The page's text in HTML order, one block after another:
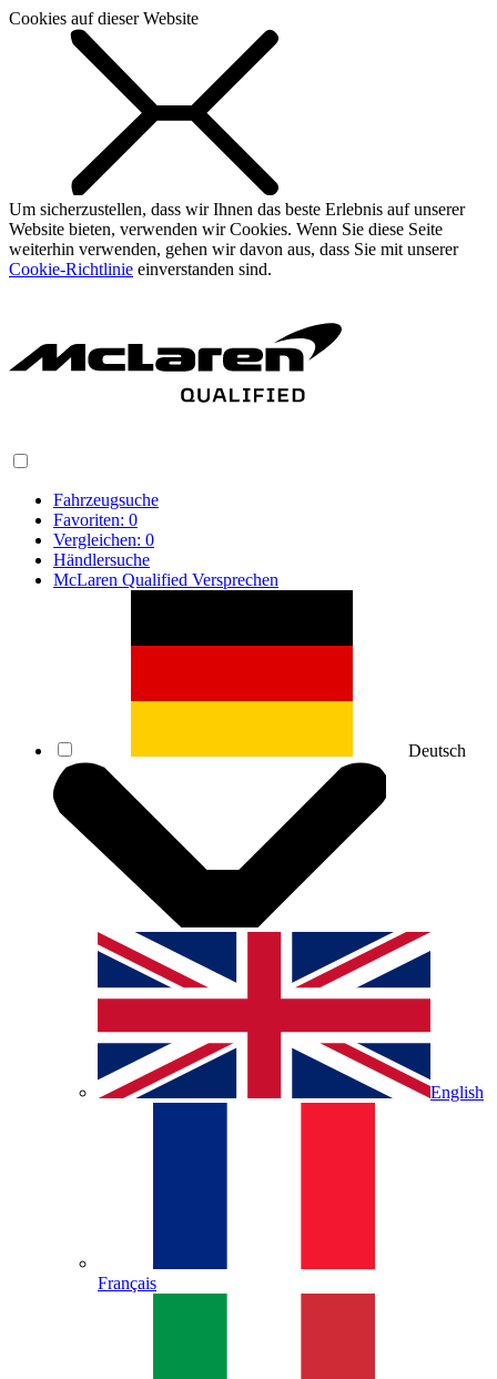
Cookies auf dieser Website
Um sicherzustellen, dass wir Ihnen das beste Erlebnis auf unserer
Website bieten, verwenden wir Cookies. Wenn Sie diese Seite
weiterhin verwenden, gehen wir davon aus, dass Sie mit unserer
Cookie-Richtlinie einverstanden sind.
Fahrzeugsuche
Favoriten: 0
Vergleichen: 0
Händlersuche
McLaren Qualified Versprechen
Deutsch
English
Français